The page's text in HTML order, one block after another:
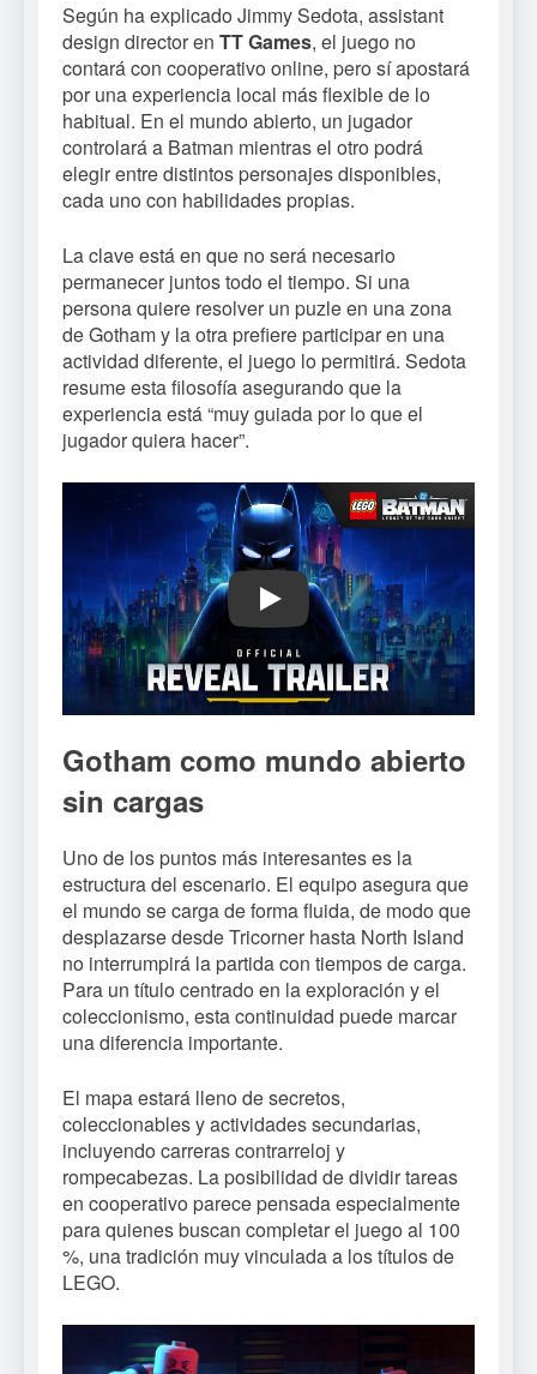
Según ha explicado Jimmy Sedota, assistant
design director en TT Games, el juego no
contará con cooperativo online, pero sí apostará
por una experiencia local más flexible de lo
habitual. En el mundo abierto, un jugador
controlará a Batman mientras el otro podrá
elegir entre distintos personajes disponibles,
cada uno con habilidades propias.
La clave está en que no será necesario
permanecer juntos todo el tiempo. Si una
persona quiere resolver un puzle en una zona
de Gotham y la otra prefiere participar en una
actividad diferente, el juego lo permitirá. Sedota
resume esta filosofía asegurando que la
experiencia está “muy guiada por lo que el
jugador quiera hacer”.
Play
Gotham como mundo abierto
sin cargas
Uno de los puntos más interesantes es la
estructura del escenario. El equipo asegura que
el mundo se carga de forma fluida, de modo que
desplazarse desde Tricorner hasta North Island
no interrumpirá la partida con tiempos de carga.
Para un título centrado en la exploración y el
coleccionismo, esta continuidad puede marcar
una diferencia importante.
El mapa estará lleno de secretos,
coleccionables y actividades secundarias,
incluyendo carreras contrarreloj y
rompecabezas. La posibilidad de dividir tareas
en cooperativo parece pensada especialmente
para quienes buscan completar el juego al 100
%, una tradición muy vinculada a los títulos de
LEGO.